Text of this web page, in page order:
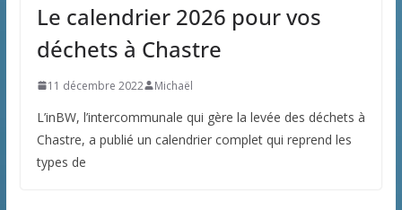
Le calendrier 2026 pour vos
déchets à Chastre
11 décembre 2022 Michaël
L’inBW, l’intercommunale qui gère la levée des déchets à
Chastre, a publié un calendrier complet qui reprend les
types de